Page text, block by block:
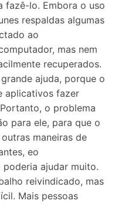
fazê-lo. Embora o uso
respaldas algumas
ao
mas nem
recuperados.
ajuda, porque o
aplicativos fazer
o problema
para ele, para que o
maneiras de
eo
poderia ajudar muito.
reivindicado, mas
Mais pessoas